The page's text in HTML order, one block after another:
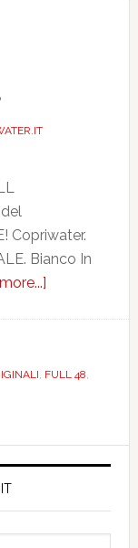
Copriwater.
Bianco In
ORIGINALE.
, FULL 48,